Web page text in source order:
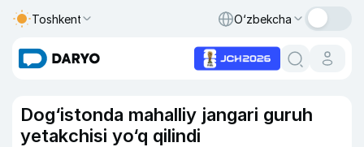
Toshkent O‘zbekcha
Dog‘istonda mahalliy jangari guruh
yetakchisi yo‘q qilindi